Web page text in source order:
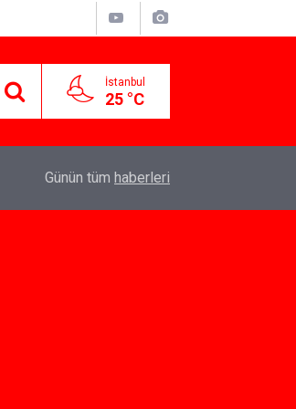
İstanbul
25 °C
Özlem Drahyalı Kimdir, Nereli ve Kaç
Günün tüm haberleri